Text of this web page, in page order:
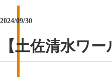
2024/09/30
【土佐清水ワ